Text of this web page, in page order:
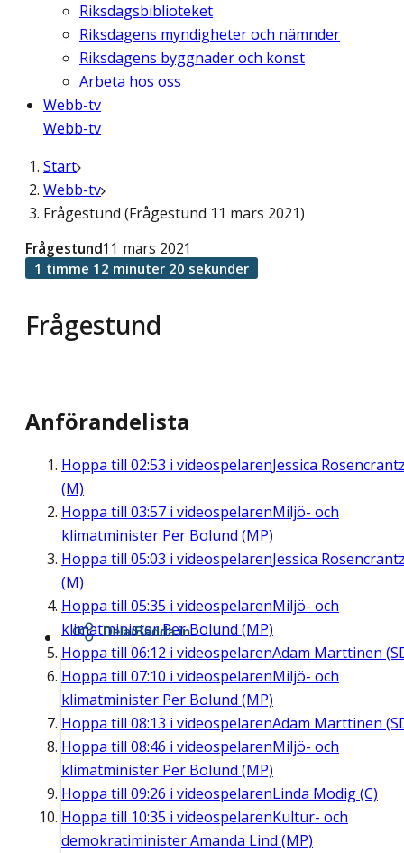
Riksdagsbiblioteket
Riksdagens myndigheter och nämnder
Riksdagens byggnader och konst
Arbeta hos oss
Webb-tv
Webb-tv
Start
Webb-tv
Frågestund (Frågestund 11 mars 2021)
Frågestund
Frågestund11 mars 2021
1 timme 12 minuter 20 sekunder
Anförandelista
Hoppa till 02:53 i videospelarenJessica
(M)
Hoppa till 03:57 i videospelarenMiljö- och
klimatminister Per Bolund (MP)
Hoppa till 05:03 i videospelarenJessica
(M)
Hoppa till 05:35 i videospelarenMiljö- och
klimatminister Per Bolund (MP)
Hoppa till 06:12 i videospelarenAdam Marttinen
Hoppa till 07:10 i videospelarenMiljö- och
klimatminister Per Bolund (MP)
Hoppa till 08:13 i videospelarenAdam Marttinen
Hoppa till 08:46 i videospelarenMiljö- och
klimatminister Per Bolund (MP)
Hoppa till 09:26 i videospelarenLinda Modig (C)
Hoppa till 10:35 i videospelarenKultur- och
demokratiminister Amanda Lind (MP)
Dela/Bädda in